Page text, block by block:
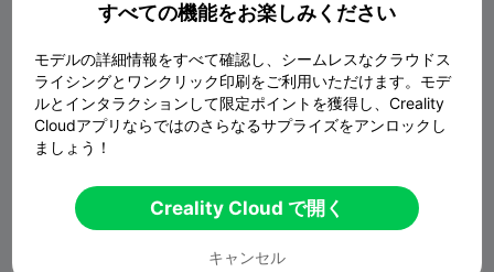
すべての機能をお楽しみください
モデルの詳細情報をすべて確認し、シームレスなクラウドス
ライシングとワンクリック印刷をご利用いただけます。モデ
ルとインタラクションして限定ポイントを獲得し、Creality
Cloudアプリならではのさらなるサプライズをアンロックし
ましょう！
Creality Cloud で開く
キャンセル